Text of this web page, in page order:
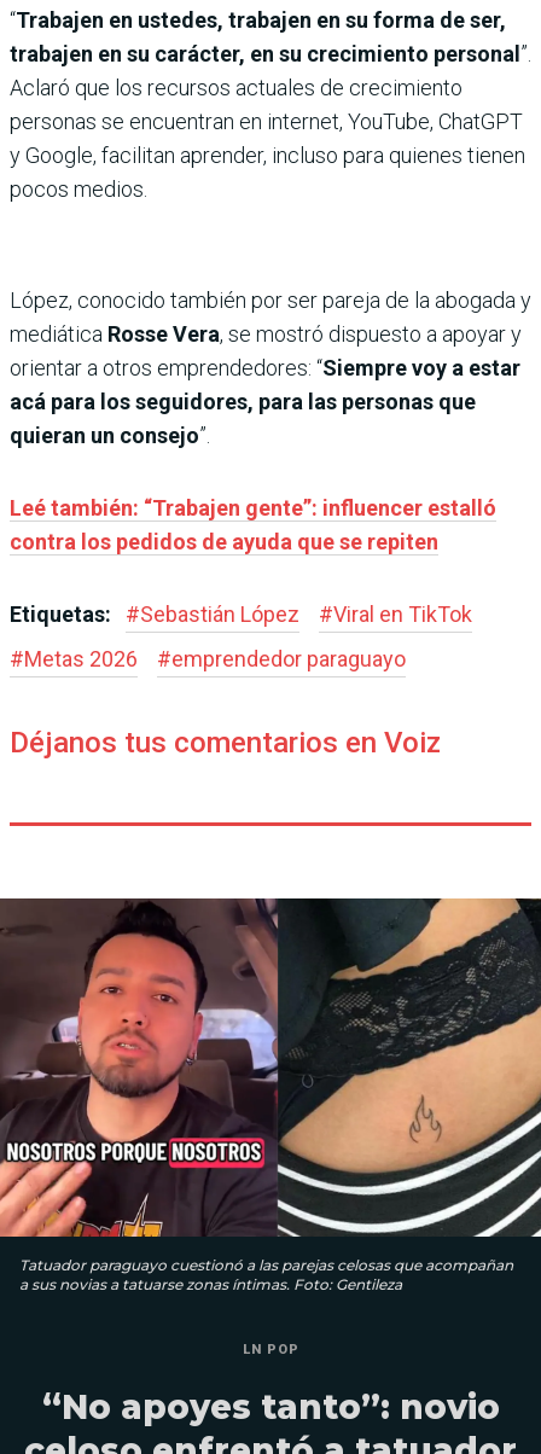
“Trabajen en ustedes, trabajen en su forma de ser,
trabajen en su carácter, en su crecimiento personal ”.
Aclaró que los recursos actuales de crecimiento
personas se encuentran en internet, YouTube, ChatGPT
y Google, facilitan aprender, incluso para quienes tienen
pocos medios.
López, conocido también por ser pareja de la abogada y
mediática Rosse Vera, se mostró dispuesto a apoyar y
orientar a otros emprendedores: “Siempre voy a estar
acá para los seguidores, para las personas que
quieran un consejo”.
Leé también: “Trabajen gente”: influencer estalló
contra los pedidos de ayuda que se repiten
Etiquetas: #Sebastián López #Viral en TikTok
#Metas 2026 #emprendedor paraguayo
Déjanos tus comentarios en Voiz
Tatuador paraguayo cuestionó a las parejas celosas que acompañan
a sus novias a tatuarse zonas íntimas. Foto: Gentileza
LN POP
“No apoyes tanto”: novio